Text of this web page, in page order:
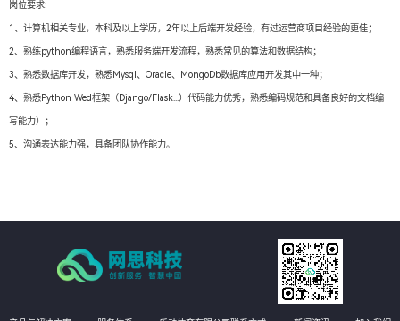
岗位要求:
1、计算机相关专业，本科及以上学历，2年以上后端开发经验，有过运营商项目经验的更佳；
2、熟练python编程语言，熟悉服务端开发流程，熟悉常见的算法和数据结构；
3、熟悉数据库开发，熟悉Mysql、Oracle、MongoDb数据库应用开发其中一种；
4、熟悉Python Wed框架（Django/Flask...）代码能力优秀，熟悉编码规范和具备良好的文档编
写能力）；
5、沟通表达能力强，具备团队协作能力。